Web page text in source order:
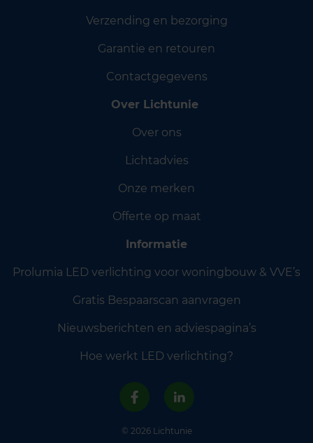
Verzending en bezorging
Garantie en retouren
Contactgegevens
Over Lichtunie
Over ons
Lichtadvies
Onze merken
Offerte op maat
Informatie
Prolumia LED verlichting voor woningbouw & VVE’s
Gratis Bespaarscan aanvragen
Nieuwsberichten en adviespagina’s
Hoe werkt LED verlichting?
© 2026 Lichtunie